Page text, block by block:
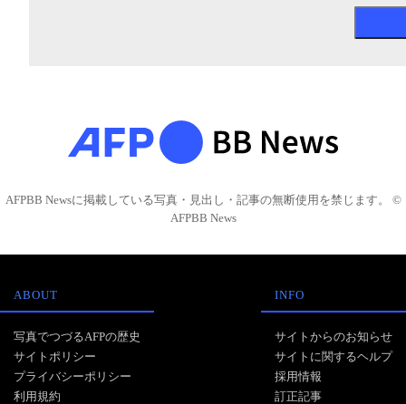
AFPBB Newsに掲載している写真・見出し・記事の無断使用を禁じます。 ©
AFPBB News
ABOUT
写真でつづるAFPの歴史
サイトポリシー
プライバシーポリシー
利用規約
INFO
サイトからのお知らせ
サイトに関するヘルプ
採用情報
訂正記事